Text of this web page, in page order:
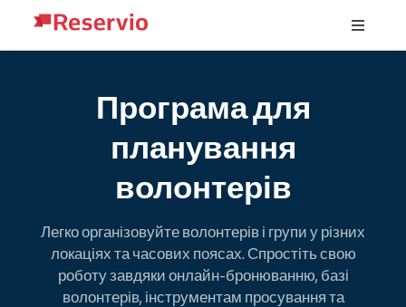
Програма для
планування
волонтерів
Легко організовуйте волонтерів і групи у різних
локаціях та часових поясах. Спростіть свою
роботу завдяки онлайн-бронюванню, базі
волонтерів, інструментам просування та